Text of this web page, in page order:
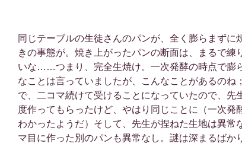
同じテーブルの生徒さんのパンが、全く膨らまずに
きの事態が。焼き上がったパンの断面は、まるで練
いな……つまり、完全生焼け。一次発酵の時点で膨
なことは言っていましたが、こんなことがあるのね；
で、二コマ続けて受けることになっていたので、先
度作ってもらったけど、やはり同じことに（一次発
わかったようだ）そして、先生が捏ねた生地は異常
マ目に作った別のパンも異常なし。謎は深まるばか